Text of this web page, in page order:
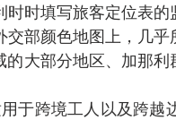
时填写旅客定位表的
交部颜色地图上，几
的大部分地区、加那
于跨境工人以及跨越